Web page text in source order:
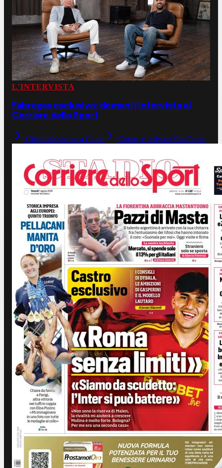
L'INTERVISTA
Fabregas esclusivo: domani l'intervista al
Corriere dello Sport
Chalobah sbarca a Como Como, è arrivato Yan Couto